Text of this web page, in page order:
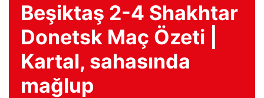
Beşiktaş 2-4 Shakhtar
Donetsk Maç Özeti |
Kartal, sahasında
mağlup